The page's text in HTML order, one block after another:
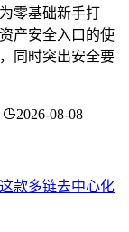
零基础新手打
产安全入口的使
同时突出安全要
2026-08-08